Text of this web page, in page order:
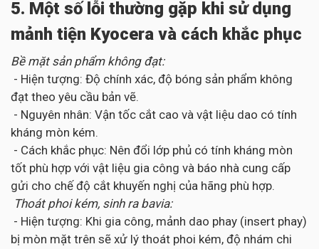
5. Một số lỗi thường gặp khi sử dụng
mảnh tiện Kyocera và cách khắc phục
Bề mặt sản phẩm không đạt:
- Hiện tượng: Độ chính xác, độ bóng sản phẩm không
đạt theo yêu cầu bản vẽ.
- Nguyên nhân: Vận tốc cắt cao và vật liệu dao có tính
kháng mòn kém.
- Cách khắc phục: Nên đổi lớp phủ có tính kháng mòn
tốt phù hợp với vật liệu gia công và báo nhà cung cấp
gửi cho chế độ cắt khuyến nghị của hãng phù hợp.
Thoát phoi kém, sinh ra bavia:
- Hiện tượng: Khi gia công, mảnh dao phay (insert phay)
bị mòn mặt trên sẽ xử lý thoát phoi kém, độ nhám chi